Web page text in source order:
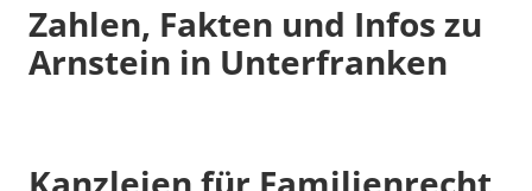
Zahlen, Fakten und Infos zu
Arnstein in Unterfranken